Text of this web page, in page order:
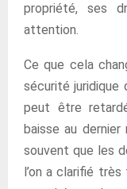
propriété, ses
attention.
Ce que cela
sécurité juridique
peut être
baisse au
souvent que les
l’on a clarifié